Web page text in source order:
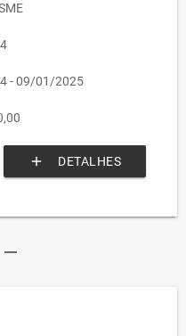
- 09/01/2025
add DETALHES
remove